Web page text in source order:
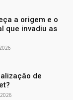
a origem e o
que invadiu as
de